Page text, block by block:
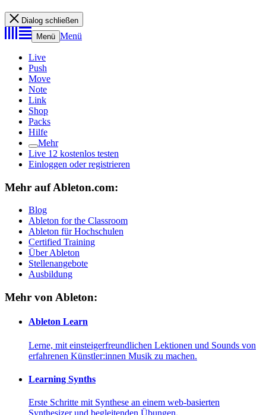
Dialog schließen
Menü Menü
Live
Push
Move
Note
Link
Shop
Packs
Hilfe
Mehr
Live 12 kostenlos testen
Einloggen oder registrieren
Mehr auf Ableton.com:
Blog
Ableton for the Classroom
Ableton für Hochschulen
Certified Training
Über Ableton
Stellenangebote
Ausbildung
Mehr von Ableton:
Ableton Learn
Lerne, mit einsteigerfreundlichen Lektionen und Sounds von
erfahrenen Künstler:innen Musik zu machen.
Learning Synths
Erste Schritte mit Synthese an einem web-basierten